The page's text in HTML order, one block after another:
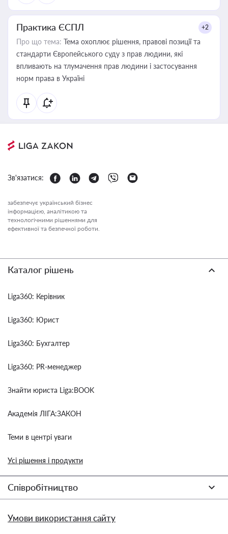
Практика ЄСПЛ +2
Про що тема: Тема охоплює рішення, правові позиції та
стандарти Європейського суду з прав людини, які
впливають на тлумачення прав людини і застосування
норм права в Україні
Зв'язатися:
забезпечує український бізнес
інформацією, аналітикою та
технологічними рішеннями для
ефективної та безпечної роботи.
Каталог рішень
Liga360: Керівник
Liga360: Юрист
Liga360: Бухгалтер
Liga360: PR-менеджер
Знайти юриста Liga:BOOK
Академія ЛІГА:ЗАКОН
Теми в центрі уваги
Усі рішення і продукти
Співробітництво
Умови використання сайту